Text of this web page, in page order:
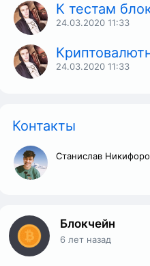
Блокчейн
6 лет назад
К тестам
24.03.2020 11:33
24.03.2020 11:33
Контакты
Станислав